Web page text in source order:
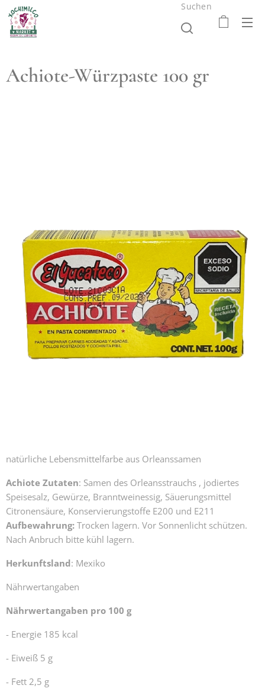
Suchen
Achiote-Würzpaste 100 gr
natürliche Lebensmittelfarbe aus Orleanssamen
Achiote Zutaten: Samen des Orleansstrauchs , jodiertes
Speisesalz, Gewürze, Branntweinessig, Säuerungsmittel
Citronensäure, Konservierungstoffe E200 und E211
Aufbewahrung: Trocken lagern. Vor Sonnenlicht schützen.
Nach Anbruch bitte kühl lagern.
Herkunftsland: Mexiko
Nährwertangaben
Nährwertangaben pro 100 g
- Energie 185 kcal
- Eiweiß 5 g
- Fett 2,5 g